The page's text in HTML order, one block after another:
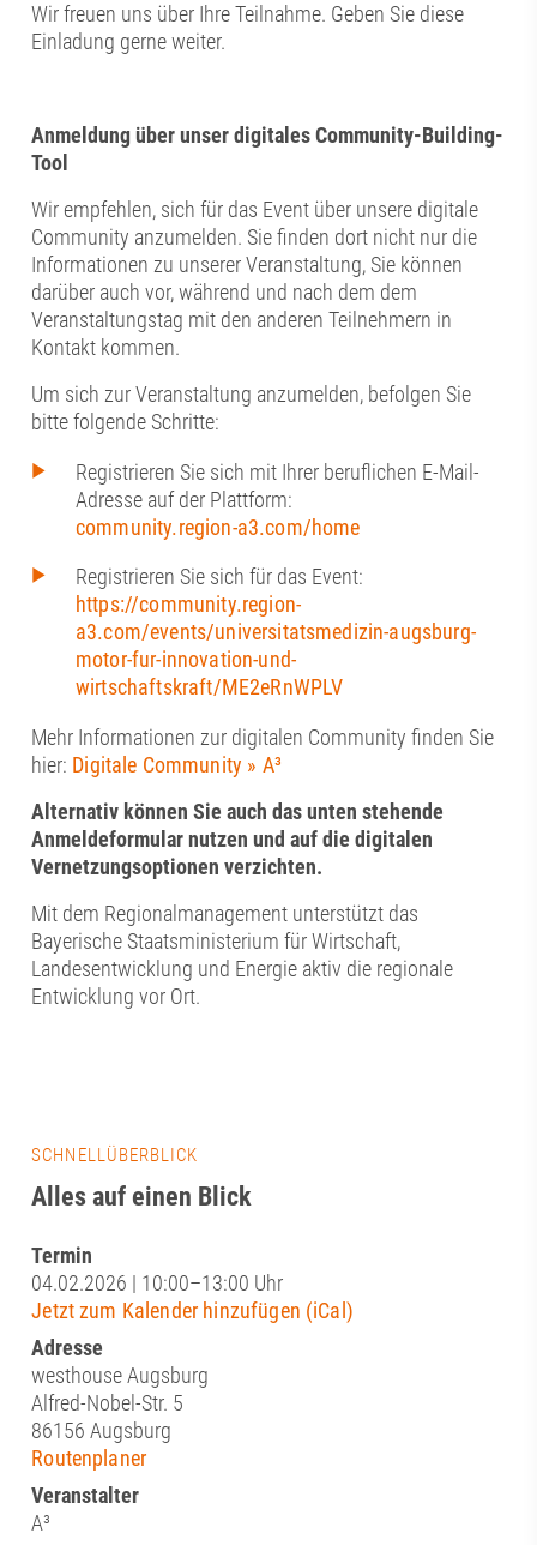
Wir freuen uns über Ihre Teilnahme. Geben Sie diese
Einladung gerne weiter.
Anmeldung über unser digitales Community-Building-
Tool
Wir empfehlen, sich für das Event über unsere digitale
Community anzumelden. Sie finden dort nicht nur die
Informationen zu unserer Veranstaltung, Sie können
darüber auch vor, während und nach dem dem
Veranstaltungstag mit den anderen Teilnehmern in
Kontakt kommen.
Um sich zur Veranstaltung anzumelden, befolgen Sie
bitte folgende Schritte:
Registrieren Sie sich mit Ihrer beruflichen E-Mail-
Adresse auf der Plattform:
community.region-a3.com/home
Registrieren Sie sich für das Event:
https://community.region-
a3.com/events/universitatsmedizin-augsburg-
motor-fur-innovation-und-
wirtschaftskraft/ME2eRnWPLV
Mehr Informationen zur digitalen Community finden Sie
hier: Digitale Community » A³
Alternativ können Sie auch das unten stehende
Anmeldeformular nutzen und auf die digitalen
Vernetzungsoptionen verzichten.
Mit dem Regionalmanagement unterstützt das
Bayerische Staatsministerium für Wirtschaft,
Landesentwicklung und Energie aktiv die regionale
Entwicklung vor Ort.
SCHNELLÜBERBLICK
Alles auf einen Blick
Termin
04.02.2026 | 10:00–13:00 Uhr
Jetzt zum Kalender hinzufügen (iCal)
Adresse
westhouse Augsburg
Alfred-Nobel-Str. 5
86156 Augsburg
Routenplaner
Veranstalter
A³